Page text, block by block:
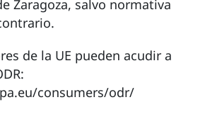
Zaragoza, salvo normativa
de la UE pueden acudir a
consumers/odr/